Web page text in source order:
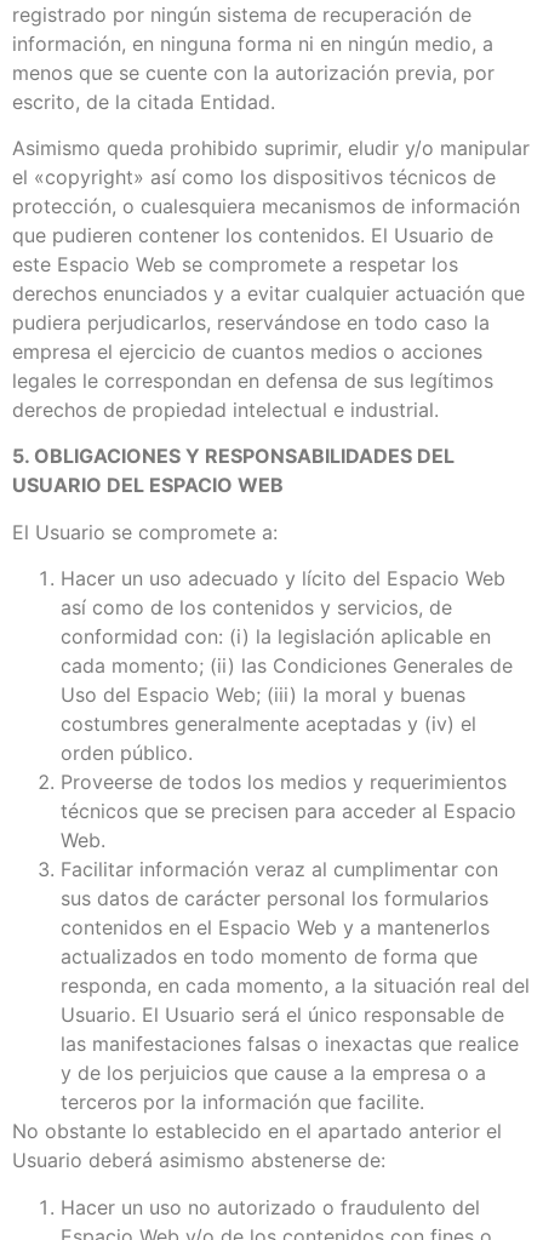
registrado por ningún sistema de recuperación de
información, en ninguna forma ni en ningún medio, a
menos que se cuente con la autorización previa, por
escrito, de la citada Entidad.
Asimismo queda prohibido suprimir, eludir y/o manipular
el «copyright» así como los dispositivos técnicos de
protección, o cualesquiera mecanismos de información
que pudieren contener los contenidos. El Usuario de
este Espacio Web se compromete a respetar los
derechos enunciados y a evitar cualquier actuación que
pudiera perjudicarlos, reservándose en todo caso la
empresa el ejercicio de cuantos medios o acciones
legales le correspondan en defensa de sus legítimos
derechos de propiedad intelectual e industrial.
5. OBLIGACIONES Y RESPONSABILIDADES DEL
USUARIO DEL ESPACIO WEB
El Usuario se compromete a:
Hacer un uso adecuado y lícito del Espacio Web
así como de los contenidos y servicios, de
conformidad con: (i) la legislación aplicable en
cada momento; (ii) las Condiciones Generales de
Uso del Espacio Web; (iii) la moral y buenas
costumbres generalmente aceptadas y (iv) el
orden público.
Proveerse de todos los medios y requerimientos
técnicos que se precisen para acceder al Espacio
Web.
Facilitar información veraz al cumplimentar con
sus datos de carácter personal los formularios
contenidos en el Espacio Web y a mantenerlos
actualizados en todo momento de forma que
responda, en cada momento, a la situación real del
Usuario. El Usuario será el único responsable de
las manifestaciones falsas o inexactas que realice
y de los perjuicios que cause a la empresa o a
terceros por la información que facilite.
No obstante lo establecido en el apartado anterior el
Usuario deberá asimismo abstenerse de:
Hacer un uso no autorizado o fraudulento del